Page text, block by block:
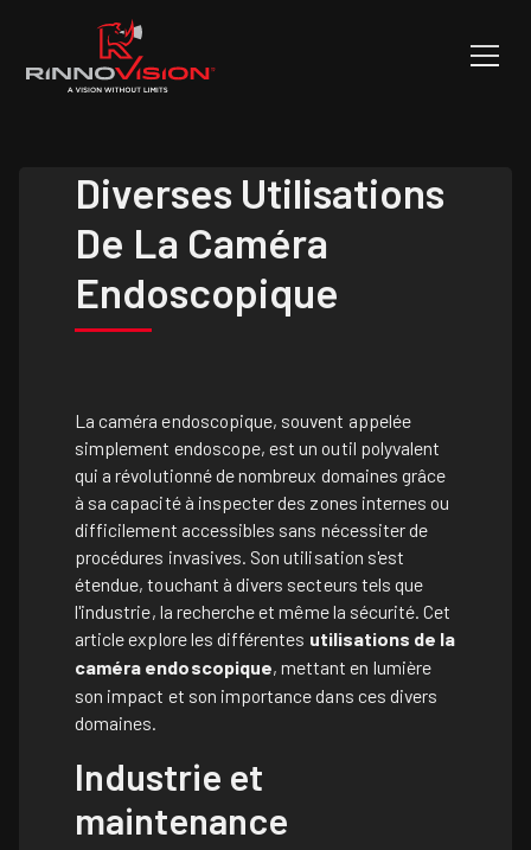
Diverses Utilisations
De La Caméra
Endoscopique
La caméra endoscopique, souvent appelée
simplement endoscope, est un outil polyvalent
qui a révolutionné de nombreux domaines grâce
à sa capacité à inspecter des zones internes ou
difficilement accessibles sans nécessiter de
procédures invasives. Son utilisation s'est
étendue, touchant à divers secteurs tels que
l'industrie, la recherche et même la sécurité. Cet
article explore les différentes utilisations de la
caméra endoscopique, mettant en lumière
son impact et son importance dans ces divers
domaines.
Industrie et
maintenance